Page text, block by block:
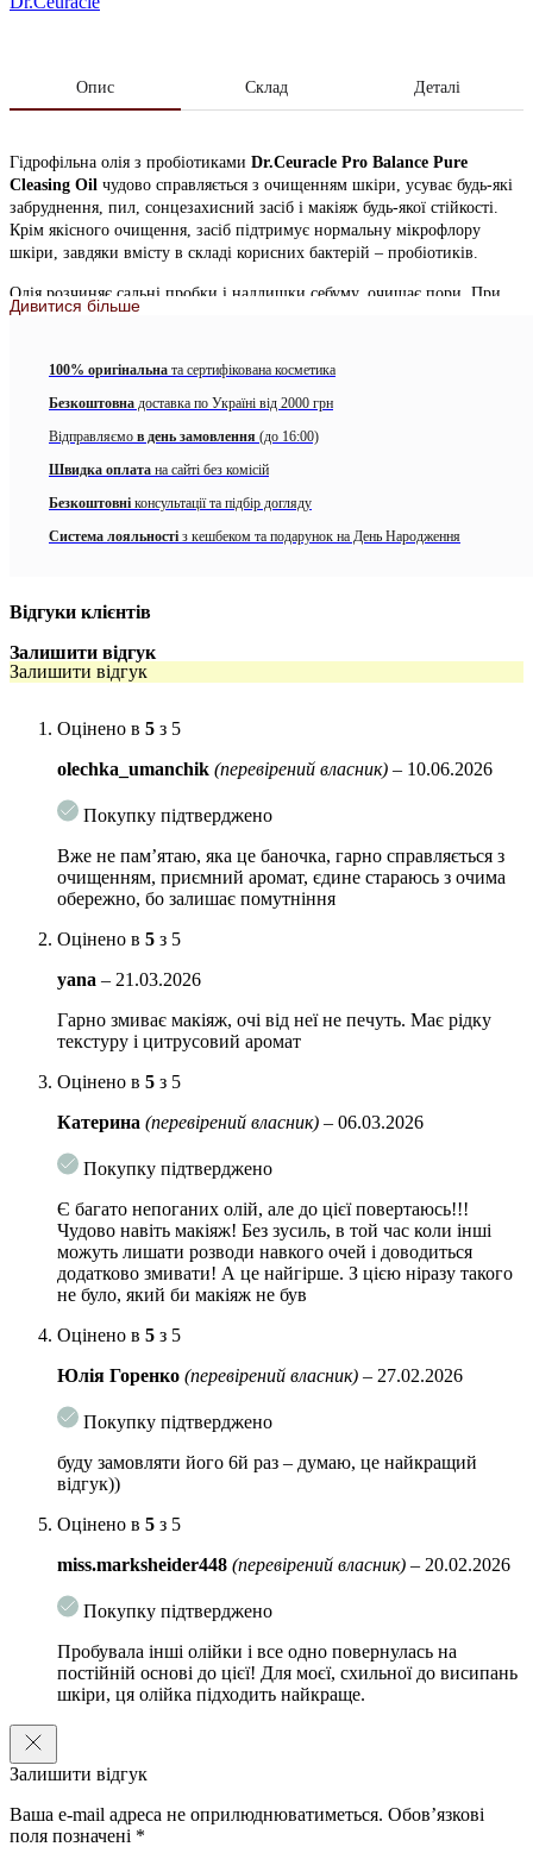
Опис Склад Деталі
Гідрофільна олія з пробіотиками Dr.Ceuracle Pro Balance Pure
Cleasing Oil чудово справляється з очищенням шкіри, усуває будь-які
забруднення, пил, сонцезахисний засіб і макіяж будь-якої стійкості.
Крім якісного очищення, засіб підтримує нормальну мікрофлору
шкіри, завдяки вмісту в складі корисних бактерій – пробіотиків.
Олія розчиняє сальні пробки і надлишки себуму, очищає пори. При
регулярному застосуванні засіб регулює вироблення шкірного себума,
викликає почуття стягнутості, а навпаки, пом’якшує шкіру і запобігає
появі лущення.
Масляниста текстура при контакті з водою перетворюється в ніжне
вмивання, не залишаючи жирної плівки і неприємних відчуттів.
6 видів пробіотиків
, які підтримують
пошкоджені функції епідермісу. Полегшує симптоми
запальних захворювань шкіри, зменшує її чутливість, а
виражений омолоджуючий і ліфтинг-ефект: підвищує
покращує регенерацію і оновлення клітин, підвищує захисні
агресивних чинників навколишнього середовища. Зупиняє
передчасне старіння шкіри, підсилює мікроциркуляцію і
сприяє синтезу колагену.
Лізат лактококків прискорює поділ клітин, зміцнює волокна
функції, підвищує іммнітет, робить шкіру менш реаківной.
Фільтрат сахароміцетів збагачує шкіру мінералами,
амінокислотами, бета-глюканом і вітамінами. Активно
зволожує, сприяє освітленню шкіри і зменшення зморшок.
Надає заспокійливий ефект.
Ферменти біфідобактерій відновлюють і підсилюють
захисний бар’єр шкіри, зміцнюють імунітет і регулюють
обмін речовин.
Ферменти лактобактерій підтримують природну мікрофлору
шкіри, покращують структуру колагену, підвищуючи
пружність шкіри. Покращують колір обличчя, регулюють
вироблення меланіну, освітлюють гиперпигментацию.
Засіб також містить:
Олія насіння соняшнику – глибоко живить, зволожує і
пружною і еластичною. Володіє загоює дією, прискорює
Олія жожоба – підтримує еластичність і пружність шкіри.
сухості, лущення і роздратувань.
Олія насіння пенника лугового – володіє зволожуючими
роздратовану шкіру.
Токоферол – захищає шкіру від негативного впливу
зовнішніх факторів, попереджає окислення ненасичених
ліпідів.
Спосіб застосування:
Дивитися більше
100% оригінальна та сертифікована косметика
Безкоштовна доставка по Україні від 2000 грн
Відправляємо в день замовлення (до 16:00)
Швидка оплата на сайті без комісій
Безкоштовні консультації та підбір догляду
Система лояльності з кешбеком та подарунок на День Народження
Відгуки клієнтів
Залишити відгук
Залишити відгук
Оцінено в 5 з 5
olechka_umanchik (перевірений власник) – 10.06.2026
Покупку підтверджено
Вже не памʼятаю, яка це баночка, гарно справляється з
очищенням, приємний аромат, єдине стараюсь з очима
обережно, бо залишає помутніння
Оцінено в 5 з 5
yana – 21.03.2026
Гарно змиває макіяж, очі від неї не печуть. Має рідку
текстуру і цитрусовий аромат
Оцінено в 5 з 5
Катерина (перевірений власник) – 06.03.2026
Покупку підтверджено
Є багато непоганих олій, але до цієї повертаюсь!!!
Чудово навіть макіяж! Без зусиль, в той час коли інші
можуть лишати розводи навкого очей і доводиться
додатково змивати! А це найгірше. З цією ніразу такого
не було, який би макіяж не був
Оцінено в 5 з 5
Юлія Горенко (перевірений власник) – 27.02.2026
Покупку підтверджено
буду замовляти його 6й раз – думаю, це найкращий
відгук))
Оцінено в 5 з 5
miss.marksheider448 (перевірений власник) – 20.02.2026
Покупку підтверджено
Пробувала інші олійки і все одно повернулась на
постійній основі до цієї! Для моєї, схильної до висипань
шкіри, ця олійка підходить найкраще.
Залишити відгук
Ваша e-mail адреса не оприлюднюватиметься. Обов’язкові
поля позначені *